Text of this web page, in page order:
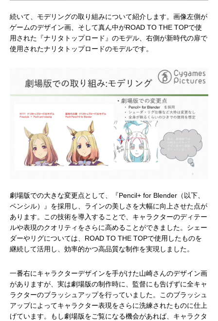
続いて、モデリングの取り組みについて紹介します。画像左側が
ゲームのデザイン画、そして真ん中がROAD TO THE TOPで使
用された『ナリタトップロード』のモデル、右側が新時代の扉で
使用されたナリタトップロードのモデルです。
劇場版での大きな変更点として、『Pencil+ for Blender（以下、
ペンシル）』を採用し、ラインの美しさを大幅に向上させた点が
あります。この技術を導入することで、キャラクターのディテー
ルや表現のクオリティをさらに高めることができました。シェー
ダーやリグについては、ROAD TO THE TOPで使用したものを
継続して活用し、効率的かつ高品質な制作を実現しました。
一番右にキャラクターデザインを手がけた山崎さんのデザイン画
がありますが、実は劇場版の制作時に、監督にも告げずに全キャ
ラクターのブラッシュアップを行っていました。このブラッシュ
アップによってキャラクター表現をさらに洗練されたものに仕上
げています。もし劇場版をご覧になる機会があれば、キャラクタ